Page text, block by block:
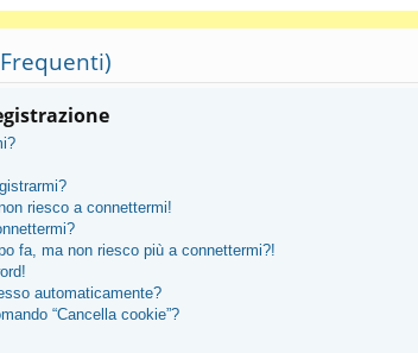
riesco a connettermi!
fa, ma non riesco più a connettermi?!
automaticamente?
“Cancella cookie”?